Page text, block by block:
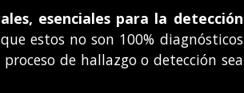
esenciales para la detección
estos no son 100% diagnósticos
de hallazgo o detección sea